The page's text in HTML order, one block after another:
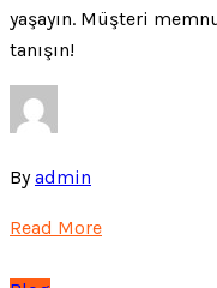
yaşayın. Müşteri
tanışın!
Byadmin
Read More